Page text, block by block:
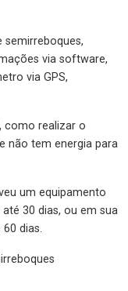
semirreboques,
via software,
via GPS,
como realizar o
não tem energia para
um equipamento
30 dias, ou em sua
dias.